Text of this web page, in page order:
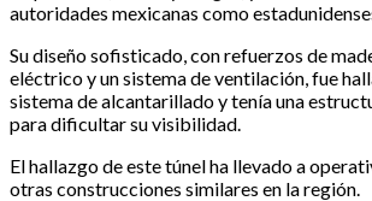
autoridades mexicanas como
Su diseño sofisticado, con refuerzos de
eléctrico y un sistema de ventilación, fue
sistema de alcantarillado y tenía una
para dificultar su visibilidad.
El hallazgo de este túnel ha llevado a
otras construcciones similares en la región.